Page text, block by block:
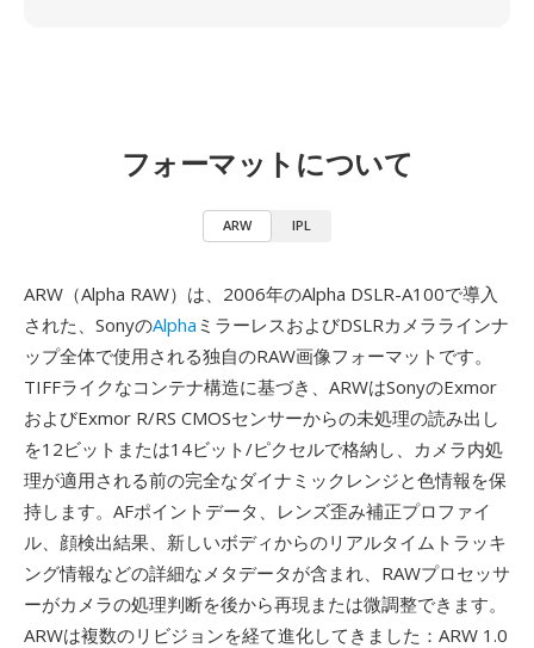
フォーマットについて
ARW IPL
ARW（Alpha RAW）は、2006年のAlpha DSLR-A100で導入
された、SonyのAlpha ミラーレスおよびDSLRカメララインナ
ップ全体で使用される独自のRAW画像フォーマットです。
TIFFライクなコンテナ構造に基づき、ARWはSonyのExmor
およびExmor R/RS CMOSセンサーからの未処理の読み出し
を12ビットまたは14ビット/ピクセルで格納し、カメラ内処
理が適用される前の完全なダイナミックレンジと色情報を保
持します。AFポイントデータ、レンズ歪み補正プロファイ
ル、顔検出結果、新しいボディからのリアルタイムトラッキ
ング情報などの詳細なメタデータが含まれ、RAWプロセッサ
ーがカメラの処理判断を後から再現または微調整できます。
ARWは複数のリビジョンを経て進化してきました：ARW 1.0